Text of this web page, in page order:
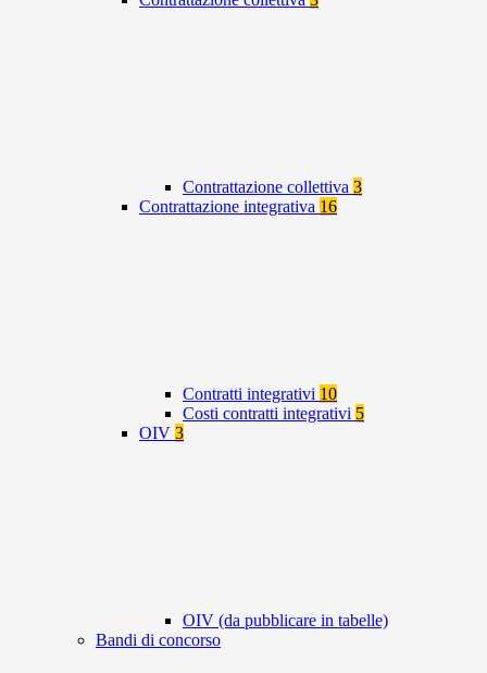
Contrattazione collettiva 3
Contrattazione integrativa 16
Contratti integrativi 10
Costi contratti integrativi 5
OIV 3
OIV (da pubblicare in tabelle)
Bandi di concorso